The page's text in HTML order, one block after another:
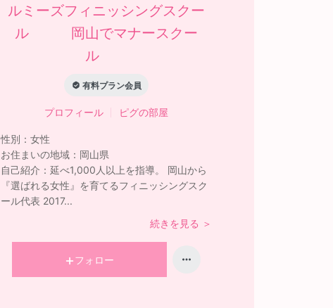
ルミーズフィニッシングスクー
ル 岡山でマナースクー
ル
有料プラン会員
プロフィール ピグの部屋
性別： 女性
お住まいの地域： 岡山県
自己紹介： 延べ1,000人以上を指導。 岡山から
『選ばれる女性』を育てるフィニッシングスク
ール代表 2017...
続きを見る ＞
フォロー